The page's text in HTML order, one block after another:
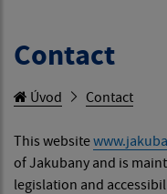
Contact
Úvod Contact
This website
of Jakubany and is
legislation and